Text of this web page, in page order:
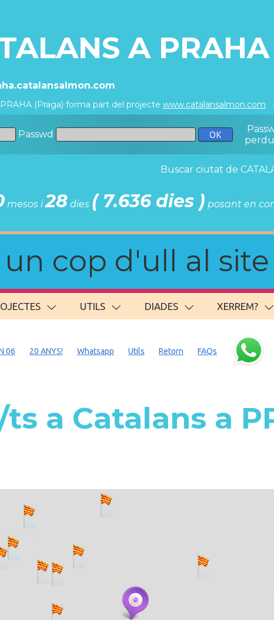
A
(Praga) forma part del projecte www.catalansalmon.com
Passwd
Buscar ciutat de
mesos i28 dies ( 7.636 dies ) posant en
cop d'ull al site
UTILS DIADES XERREM?
06 20 ANYS! Whatsapp Utils Retorn FAQs
a Catalans a
484 webs... un moment si us plau